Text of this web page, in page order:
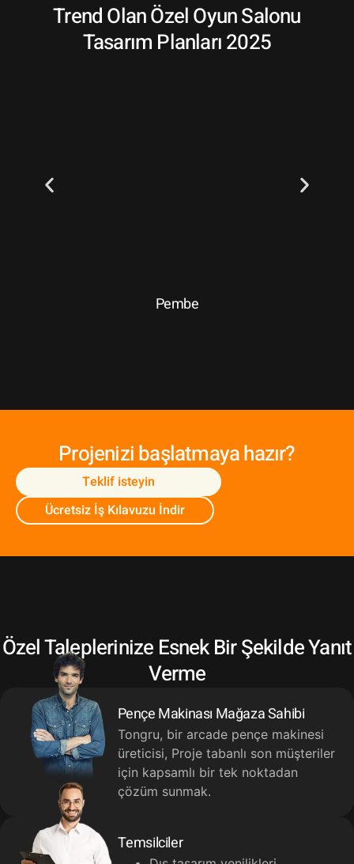
Trend Olan Özel Oyun Salonu
Tasarım Planları 2025
Pembe
Projenizi başlatmaya hazır?
Teklif isteyin
Ücretsiz İş Kılavuzu İndir
Özel Taleplerinize Esnek Bir Şekilde Yanıt
Verme
Pençe Makinası Mağaza Sahibi
Tongru, bir arcade pençe makinesi
üreticisi, Proje tabanlı son müşteriler
için kapsamlı bir tek noktadan
çözüm sunmak.
Temsilciler